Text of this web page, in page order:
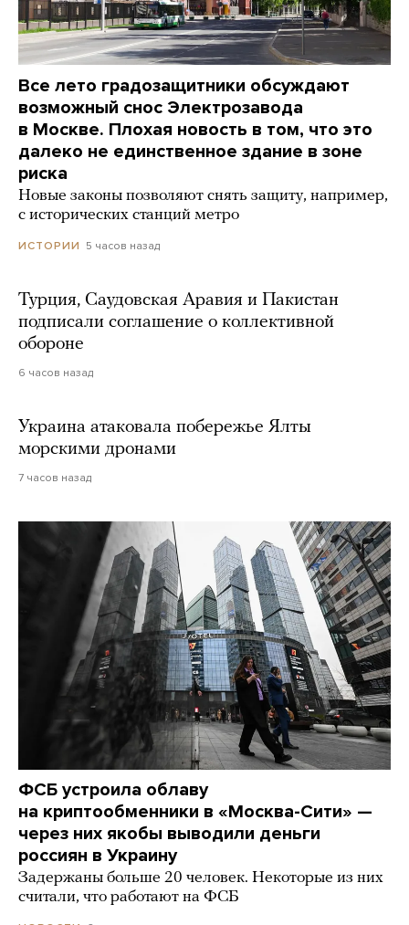
Все лето градозащитники обсуждают
возможный снос Электрозавода
в Москве. Плохая новость в том, что это
далеко не единственное здание в зоне
риска
Новые законы позволяют снять защиту, например,
с исторических станций метро
ИСТОРИИ 5 часов назад
Турция, Саудовская Аравия и Пакистан
подписали соглашение о коллективной
обороне
6 часов назад
Украина атаковала побережье Ялты
морскими дронами
7 часов назад
ФСБ устроила облаву
на криптообменники в «Москва-Сити» —
через них якобы выводили деньги
россиян в Украину
Задержаны больше 20 человек. Некоторые из них
считали, что работают на ФСБ